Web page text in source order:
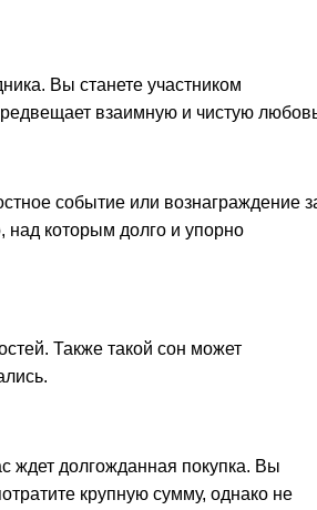
Вы станете участником
взаимную и чистую
событие или вознаграждение
которым долго и упорно
Также такой сон может
ждет долгожданная покупка. Вы
крупную сумму, однако не